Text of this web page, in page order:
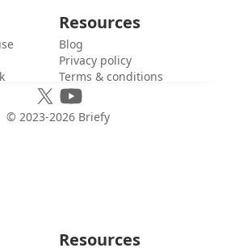
Resources
Blog
Privacy policy
Terms & conditions
© 2023-2026 Briefy
Resources